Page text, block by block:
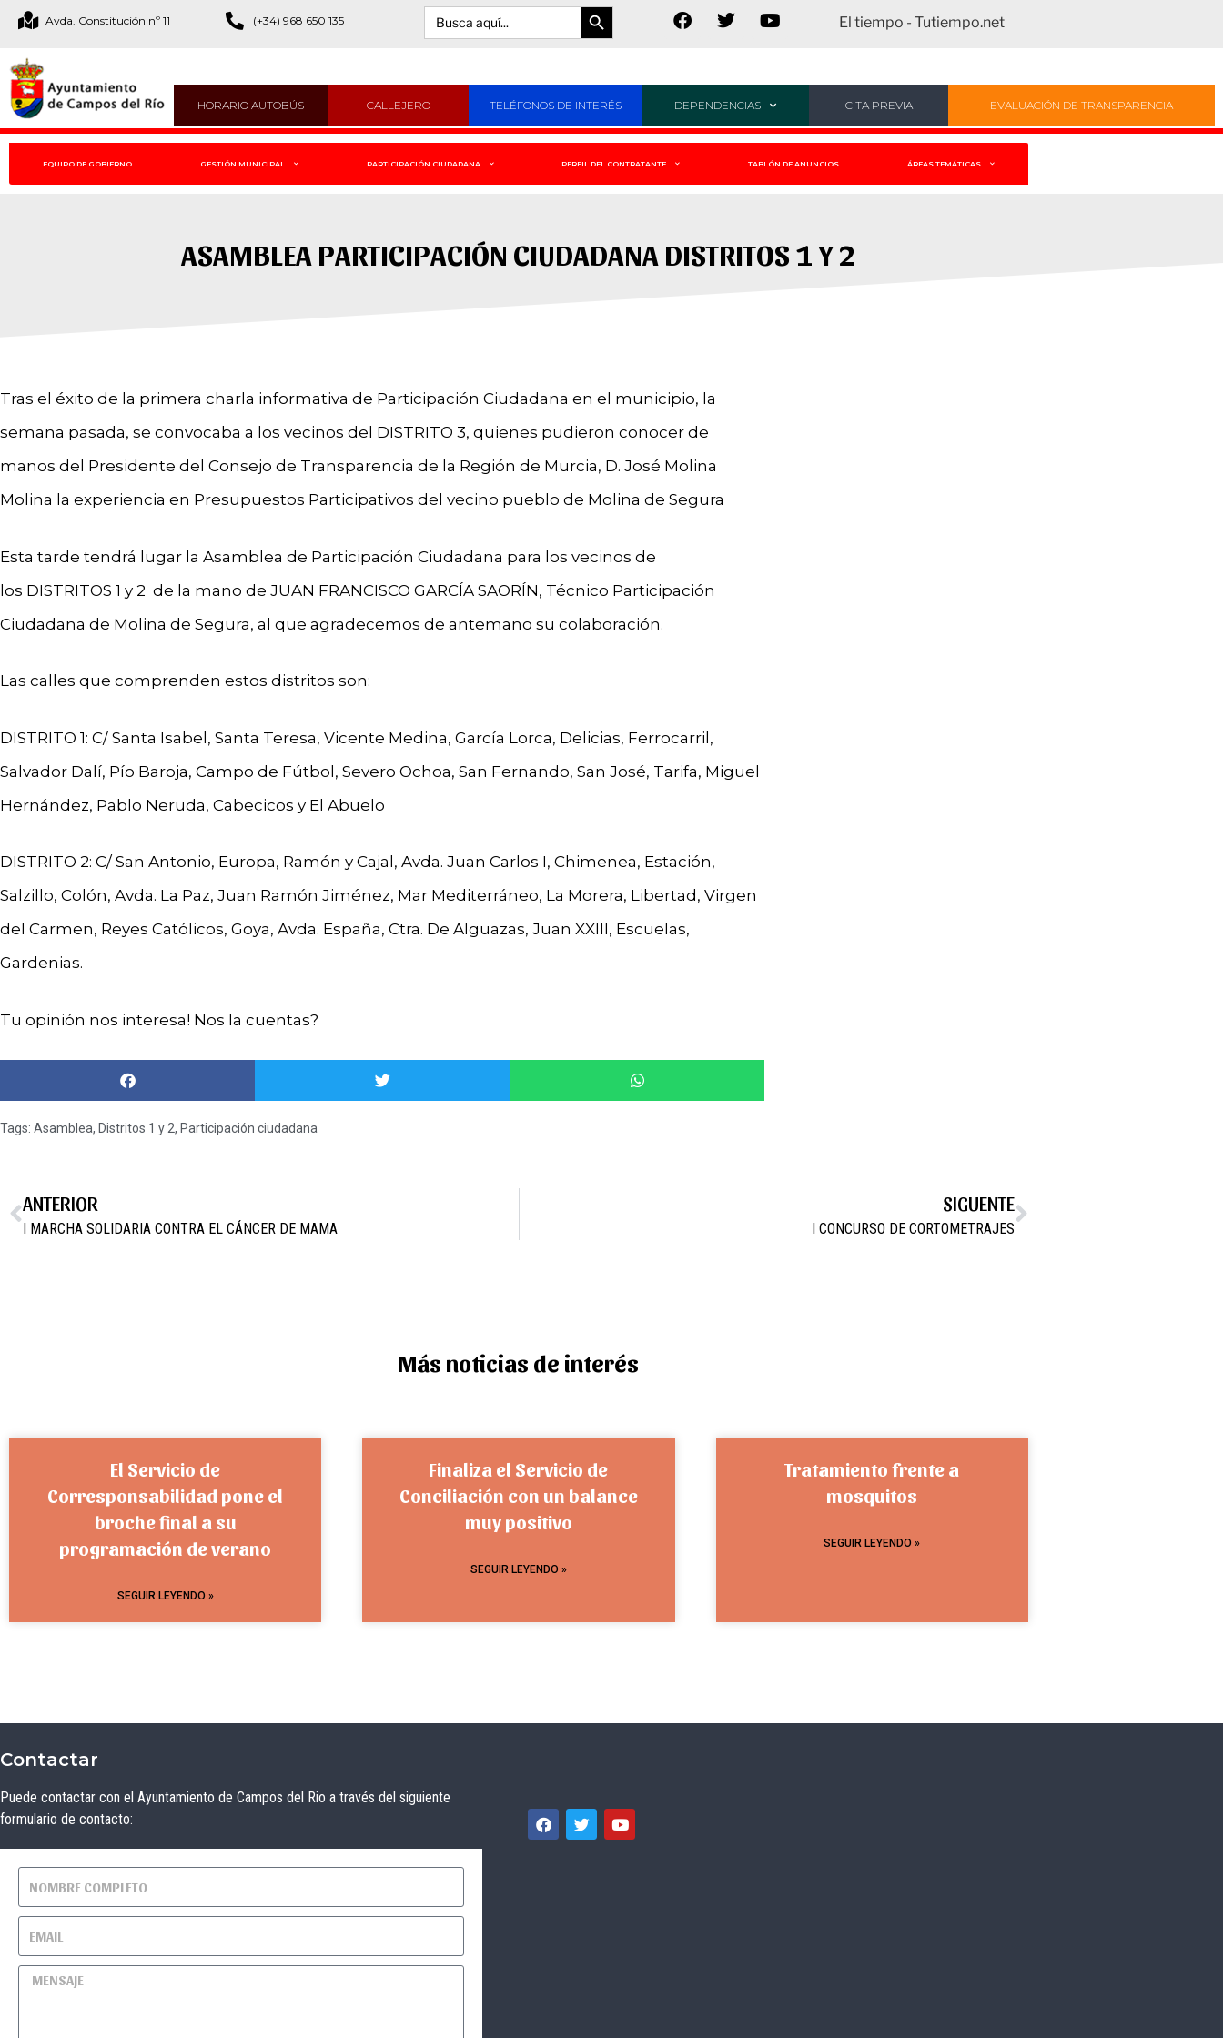
Avda. Constitución nº 11 (+34) 968 650 135 Buscar:
Botón de búsqueda
El tiempo - Tutiempo.net
HORARIO AUTOBÚS CALLEJERO TELÉFONOS DE INTERÉS DEPENDENCIAS CITA PREVIA EVALUACIÓN DE TRANSPARENCIA
EQUIPO DE GOBIERNO GESTIÓN MUNICIPAL PARTICIPACIÓN CIUDADANA PERFIL DEL CONTRATANTE TABLÓN DE ANUNCIOS ÁREAS TEMÁTICAS
ASAMBLEA PARTICIPACIÓN CIUDADANA DISTRITOS 1 Y 2
Tras el éxito de la primera charla informativa de Participación Ciudadana en el municipio, la
semana pasada, se convocaba a los vecinos del DISTRITO 3, quienes pudieron conocer de
manos del Presidente del Consejo de Transparencia de la Región de Murcia, D. José Molina
Molina la experiencia en Presupuestos Participativos del vecino pueblo de Molina de Segura
Esta tarde tendrá lugar la Asamblea de Participación Ciudadana para los vecinos de
los DISTRITOS 1 y 2 de la mano de JUAN FRANCISCO GARCÍA SAORÍN, Técnico Participación
Ciudadana de Molina de Segura, al que agradecemos de antemano su colaboración.
Las calles que comprenden estos distritos son:
DISTRITO 1: C/ Santa Isabel, Santa Teresa, Vicente Medina, García Lorca, Delicias, Ferrocarril,
Salvador Dalí, Pío Baroja, Campo de Fútbol, Severo Ochoa, San Fernando, San José, Tarifa, Miguel
Hernández, Pablo Neruda, Cabecicos y El Abuelo
DISTRITO 2: C/ San Antonio, Europa, Ramón y Cajal, Avda. Juan Carlos I, Chimenea, Estación,
Salzillo, Colón, Avda. La Paz, Juan Ramón Jiménez, Mar Mediterráneo, La Morera, Libertad, Virgen
del Carmen, Reyes Católicos, Goya, Avda. España, Ctra. De Alguazas, Juan XXIII, Escuelas,
Gardenias.
Tu opinión nos interesa! Nos la cuentas?
Tags: Asamblea, Distritos 1 y 2, Participación ciudadana
ANTERIOR
I MARCHA SOLIDARIA CONTRA EL CÁNCER DE MAMA
SIGUENTE
I CONCURSO DE CORTOMETRAJES
Más noticias de interés
El Servicio de
Corresponsabilidad pone el
broche final a su
programación de verano
SEGUIR LEYENDO »
Finaliza el Servicio de
Conciliación con un balance
muy positivo
SEGUIR LEYENDO »
Tratamiento frente a
mosquitos
SEGUIR LEYENDO »
Contactar
Puede contactar con el Ayuntamiento de Campos del Rio a través del siguiente
formulario de contacto: